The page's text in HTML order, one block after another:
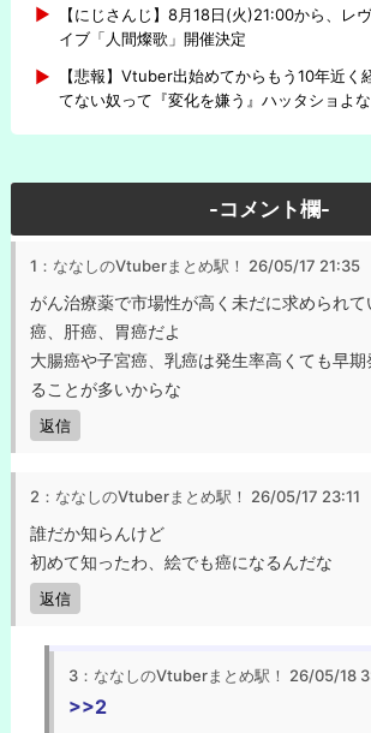
【にじさんじ】8月18日(火)21:00から、レ
イブ「人間燦歌」開催決定
【悲報】Vtuber出始めてからもう10年近く
てない奴って『変化を嫌う』ハッタショよな
-コメント欄-
1：ななしのVtuberまとめ駅！ 26/05/17 21:35
がん治療薬で市場性が高く未だに求められ
癌、肝癌、胃癌だよ
大腸癌や子宮癌、乳癌は発生率高くても早
ることが多いからな
返信
2：ななしのVtuberまとめ駅！ 26/05/17 23:11
誰だか知らんけど
初めて知ったわ、絵でも癌になるんだな
返信
3：ななしのVtuberまとめ駅！ 26/05/18
>>2